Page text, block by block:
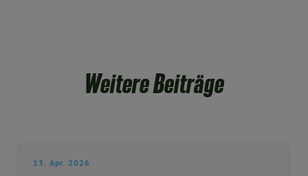
Weitere Beiträge
13. Apr. 2026